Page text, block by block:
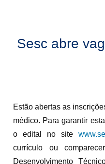
Sesc abre
Estão abertas as
médico. Para garantir
o edital no site
currículo ou
Desenvolvimento